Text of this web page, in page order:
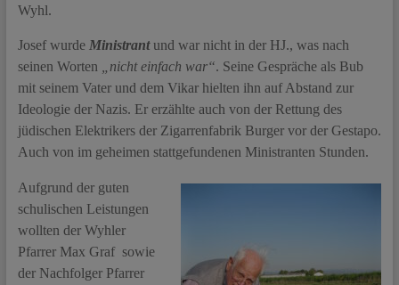
Wyhl.
Josef wurde Ministrantund war nicht in der HJ., was nach
seinen Worten
„nicht einfach war“. Seine Gespräche als Bub
mit seinem Vater und dem Vikar hielten ihn auf Abstand zur
Ideologie der Nazis. Er erzählte auch von der Rettung des
jüdischen Elektrikers der Zigarrenfabrik Burger vor der Gestapo.
Auch von im geheimen stattgefundenen Ministranten Stunden.
Aufgrund der guten
schulischen Leistungen
wollten der Wyhler
Pfarrer Max Graf sowie
der Nachfolger Pfarrer